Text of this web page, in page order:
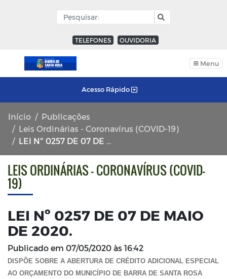
TELEFONES OUVIDORIA
Menu
Acesso Rápido
Início
Publicações
Leis Ordinárias - Coronavírus (COVID-19)
LEI Nº 0257 DE 07 DE MAIO DE 2020.
LEIS ORDINÁRIAS - CORONAVÍRUS (COVID-
19)
LEI Nº 0257 DE 07 DE MAIO
DE 2020.
Publicado em 07/05/2020 às 16:42
DISPÕE SOBRE A ABERTURA DE CRÉDITO ADICIONAL ESPECIAL
AO ORÇAMENTO DO MUNICÍPIO DE BARRA DE SANTA ROSA